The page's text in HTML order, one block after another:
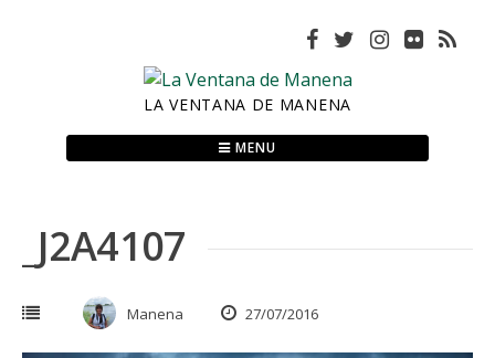
LA VENTANA DE MANENA
MENU
_J2A4107
Manena 27/07/2016